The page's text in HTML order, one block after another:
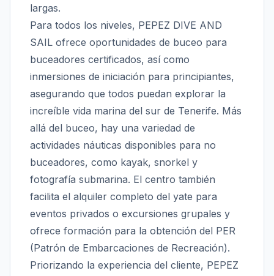
largas.
Para todos los niveles, PEPEZ DIVE AND
SAIL ofrece oportunidades de buceo para
buceadores certificados, así como
inmersiones de iniciación para principiantes,
asegurando que todos puedan explorar la
increíble vida marina del sur de Tenerife. Más
allá del buceo, hay una variedad de
actividades náuticas disponibles para no
buceadores, como kayak, snorkel y
fotografía submarina. El centro también
facilita el alquiler completo del yate para
eventos privados o excursiones grupales y
ofrece formación para la obtención del PER
(Patrón de Embarcaciones de Recreación).
Priorizando la experiencia del cliente, PEPEZ